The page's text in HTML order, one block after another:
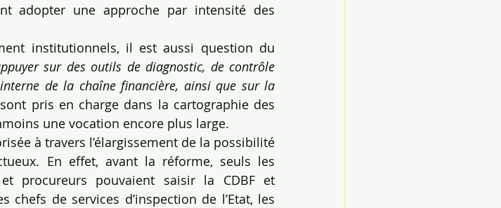
adopter une approche par intensité des
institutionnels, il est aussi question du
sur des outils de diagnostic, de contrôle
de la chaîne financière, ainsi que sur la
pris en charge dans la cartographie des
une vocation encore plus large.
à travers l’élargissement de la possibilité
En effet, avant la réforme, seuls les
procureurs pouvaient saisir la CDBF et
de services d’inspection de l’Etat, les